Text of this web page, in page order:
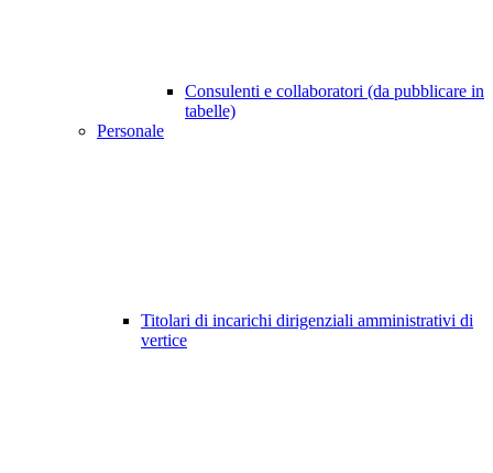
Consulenti e collaboratori (da pubblicare in
tabelle)
Personale
Titolari di incarichi dirigenziali amministrativi di
vertice